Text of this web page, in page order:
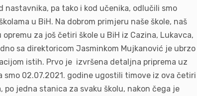
pa tako i kod učenika, odlučili smo
u BiH. Na dobrom primjeru naše škole, naš
za još četiri škole u BiH iz Cazina, Lukavca,
sa direktoricom Jasminkom Mujkanović je ubrzo
istih. Prvo je izvršena detaljna priprema uz
smo 02.07.2021. godine ugostili timove iz ova četiri
jedna stanica za svaku školu, nakon čega je